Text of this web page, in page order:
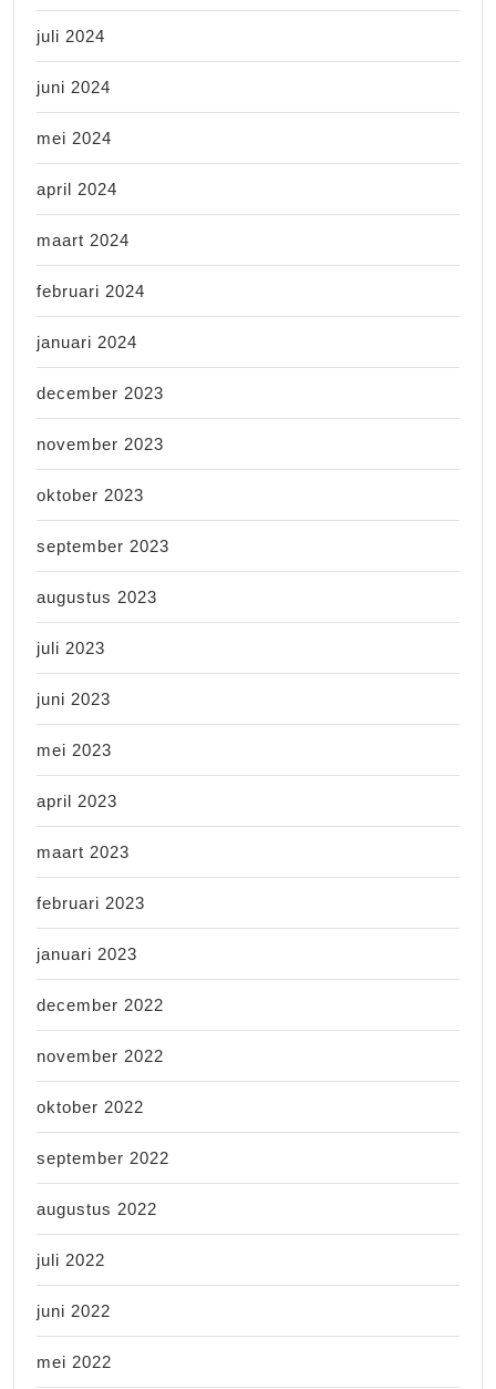
juli 2024
juni 2024
mei 2024
april 2024
maart 2024
februari 2024
januari 2024
december 2023
november 2023
oktober 2023
september 2023
augustus 2023
juli 2023
juni 2023
mei 2023
april 2023
maart 2023
februari 2023
januari 2023
december 2022
november 2022
oktober 2022
september 2022
augustus 2022
juli 2022
juni 2022
mei 2022